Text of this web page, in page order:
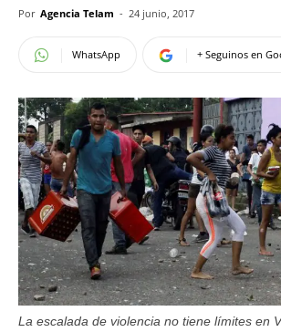
Por Agencia Telam - 24 junio, 2017
WhatsApp + Seguinos en
La escalada de violencia no tiene límites en